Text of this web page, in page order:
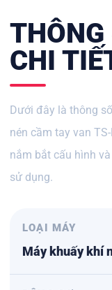
CHI
Dưới đây là thông
nén cầm tay van
nắm bắt cấu hình
sử dụng.
LOẠI MÁY
Máy khuấy khí